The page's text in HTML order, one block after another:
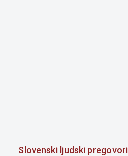
Slovenski ljudski pregovori